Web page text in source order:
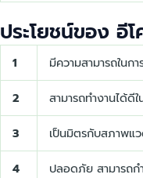
ประโยชน์ของ อี
1 มีความสามารถในก
2 สามารถทำงานได้
3 เป็นมิตรกับสภาพแ
4 ปลอดภัย สามารถก